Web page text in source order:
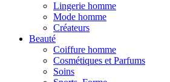
Lingerie homme
Mode homme
Créateurs
Beauté
Coiffure homme
Cosmétiques et Parfums
Soins